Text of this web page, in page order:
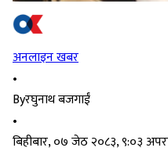
अनलाइन खबर
•
Byरघुनाथ बजगाईं
•
बिहीबार, ०७ जेठ २०८३, ९:०३